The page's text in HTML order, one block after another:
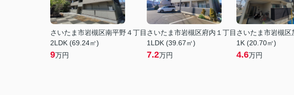
さいたま市岩槻区南平野４丁目
2LDK (69.24㎡)
9万円
さいたま市岩槻区府内１丁目
1LDK (39.67㎡)
7.2万円
さいたま市岩槻区
1K (20.70㎡)
4.6万円